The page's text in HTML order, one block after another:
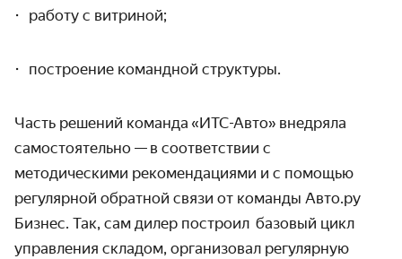
работу с витриной;
построение командной структуры.
Часть решений команда «ИТС-Авто» внедряла
самостоятельно — в соответствии с
методическими рекомендациями и с помощью
регулярной обратной связи от команды Авто.ру
Бизнес. Так, сам дилер построил базовый цикл
управления складом, организовал регулярную